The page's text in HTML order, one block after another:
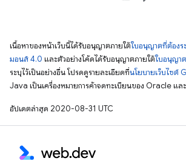
เนื้อหาของหน้าเว็บนี้ได้รับอนุญาตภายใต้ใบอนุญาตที่ต้องร
มอนส์ 4.0 และตัวอย่างโค้ดได้รับอนุญาตภายใต้ใบอนุญา
ระบุไว้เป็นอย่างอื่น โปรดดูรายละเอียดที่นโยบายเว็บไซต์
Java เป็นเครื่องหมายการค้าจดทะเบียนของ Oracle แล
อัปเดตล่าสุด 2020-08-31 UTC